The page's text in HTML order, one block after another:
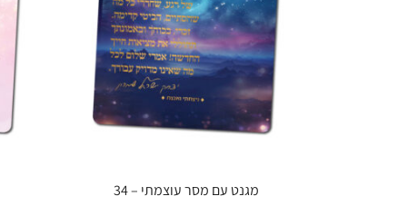
מגנט עם מסר עוצמתי – 34